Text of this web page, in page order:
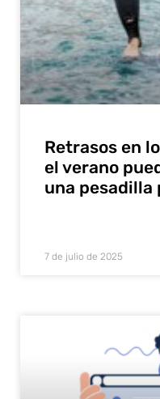
Retrasos en
el verano
una pesadilla
7 de julio de 2025